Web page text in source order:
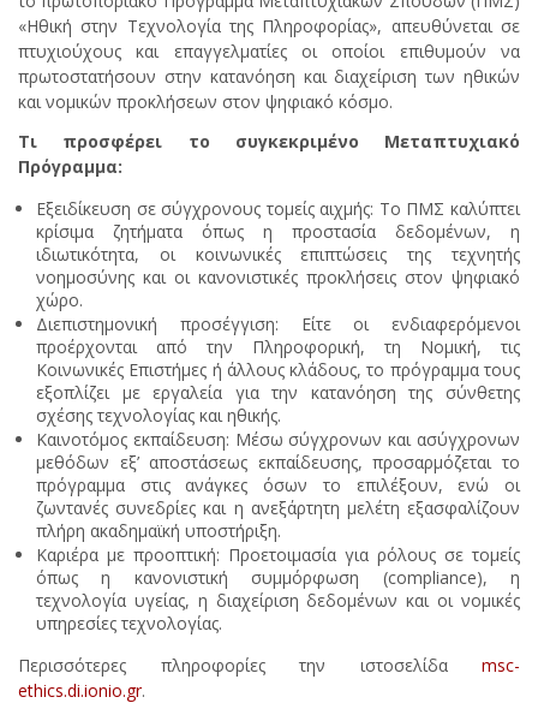
«Ηθική στην Τεχνολογία της Πληροφορίας», απευθύνεται σε
πτυχιούχους και επαγγελματίες οι οποίοι επιθυμούν να
πρωτοστατήσουν στην κατανόηση και διαχείριση των ηθικών
και νομικών προκλήσεων στον ψηφιακό κόσμο.
Τι προσφέρει το συγκεκριμένο Μεταπτυχιακό
Πρόγραμμα:
Εξειδίκευση σε σύγχρονους τομείς αιχμής: Το ΠΜΣ καλύπτει
κρίσιμα ζητήματα όπως η προστασία δεδομένων, η
ιδιωτικότητα, οι κοινωνικές επιπτώσεις της τεχνητής
νοημοσύνης και οι κανονιστικές προκλήσεις στον ψηφιακό
χώρο.
Διεπιστημονική προσέγγιση: Είτε οι ενδιαφερόμενοι
προέρχονται από την Πληροφορική, τη Νομική, τις
Κοινωνικές Επιστήμες ή άλλους κλάδους, το πρόγραμμα τους
εξοπλίζει με εργαλεία για την κατανόηση της σύνθετης
σχέσης τεχνολογίας και ηθικής.
Καινοτόμος εκπαίδευση: Μέσω σύγχρονων και ασύγχρονων
μεθόδων εξ’ αποστάσεως εκπαίδευσης, προσαρμόζεται το
πρόγραμμα στις ανάγκες όσων το επιλέξουν, ενώ οι
ζωντανές συνεδρίες και η ανεξάρτητη μελέτη εξασφαλίζουν
πλήρη ακαδημαϊκή υποστήριξη.
Καριέρα με προοπτική: Προετοιμασία για ρόλους σε τομείς
όπως η κανονιστική συμμόρφωση (compliance), η
τεχνολογία υγείας, η διαχείριση δεδομένων και οι νομικές
υπηρεσίες τεχνολογίας.
Περισσότερες πληροφορίες την ιστοσελίδα msc-
ethics.di.ionio.gr.